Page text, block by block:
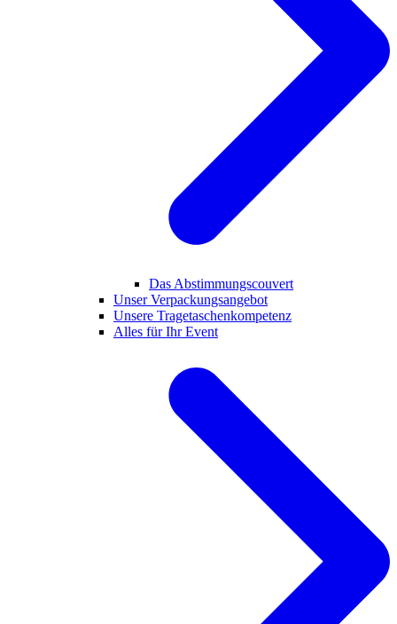
Das Abstimmungscouvert
Unser Verpackungsangebot
Unsere Tragetaschenkompetenz
Alles für Ihr Event